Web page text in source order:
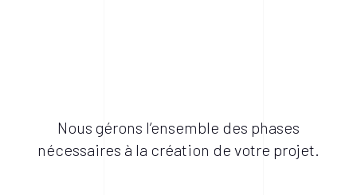
Nous gérons l’ensemble des phases
nécessaires à la création de votre projet.